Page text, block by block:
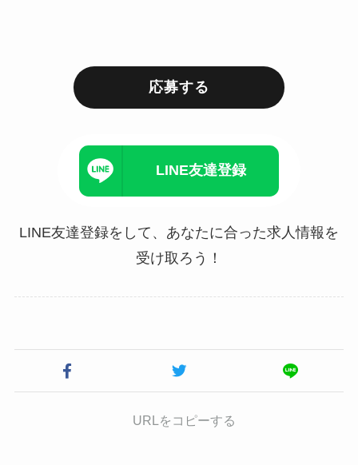
応募する
LINE友達登録
LINE友達登録をして、あなたに合った求人情報を
受け取ろう！
URLをコピーする